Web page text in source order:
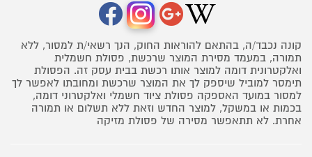
קונה נכבד/ה, בהתאם להוראות החוק, הנך רשאי/ת למסור, ללא
תמורה, במעמד מסירת המוצר שרכשת, פסולת חשמלית
ואלקטרונית דומה למוצר אותו רכשת בבית עסק זה. הפסולת
תימסר למוביל שיספק לך את המוצר שרכשת ומחובתו לאפשר לך
למסור במועד האספקה פסולת ציוד חשמלי ואלקטרוני דומה,
בכמות או במשקל, למוצר החדש וזאת ללא תשלום או תמורה
אחרת. לא תתאפשר מסירה של פסולת מזיקה